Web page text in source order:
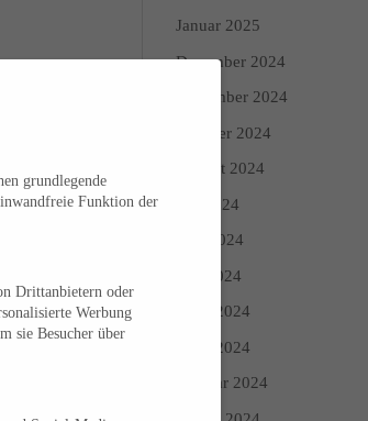
endete
Bonn
20
Januar 2025
Dezember 2024
November 2024
Oktober 2024
August 2024
Juli 2024
Juni 2024
Mai 2024
April 2024
März 2024
Februar 2024
grundlegende
Funktion der
Drittanbietern oder
Werbung
sie Besucher über